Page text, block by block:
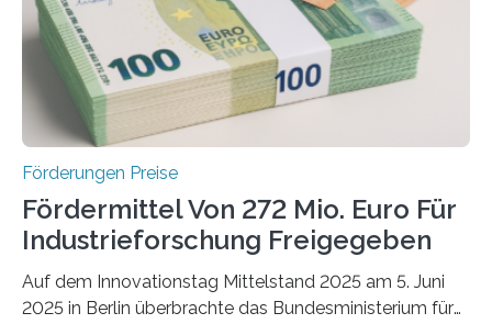
Förderungen Preise
Fördermittel Von 272 Mio. Euro Für
Industrieforschung Freigegeben
Auf dem Innovationstag Mittelstand 2025 am 5. Juni
2025 in Berlin überbrachte das Bundesministerium für